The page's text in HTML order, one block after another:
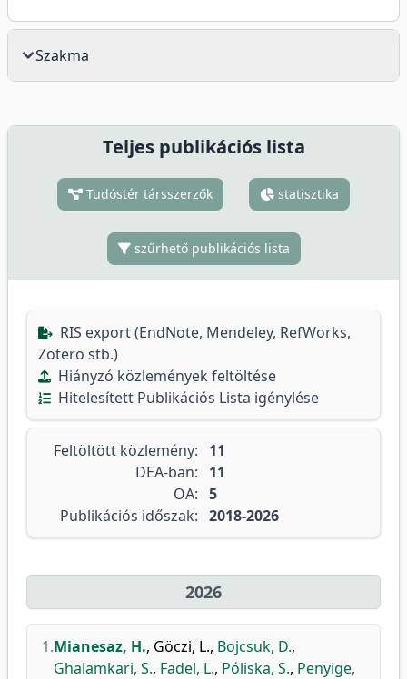
Szakma
Teljes publikációs lista
Tudóstér társszerzők statisztika
szűrhető publikációs lista
RIS export (EndNote, Mendeley, RefWorks,
Zotero stb.)
Hiányzó közlemények feltöltése
Hitelesített Publikációs Lista igénylése
Feltöltött közlemény:
11
DEA-ban:
11
OA: 5
Publikációs időszak: 2018-2026
2026
1.Mianesaz, H., Göczi, L., Bojcsuk, D.,
Ghalamkari, S., Fadel, L., Póliska, S., Penyige,